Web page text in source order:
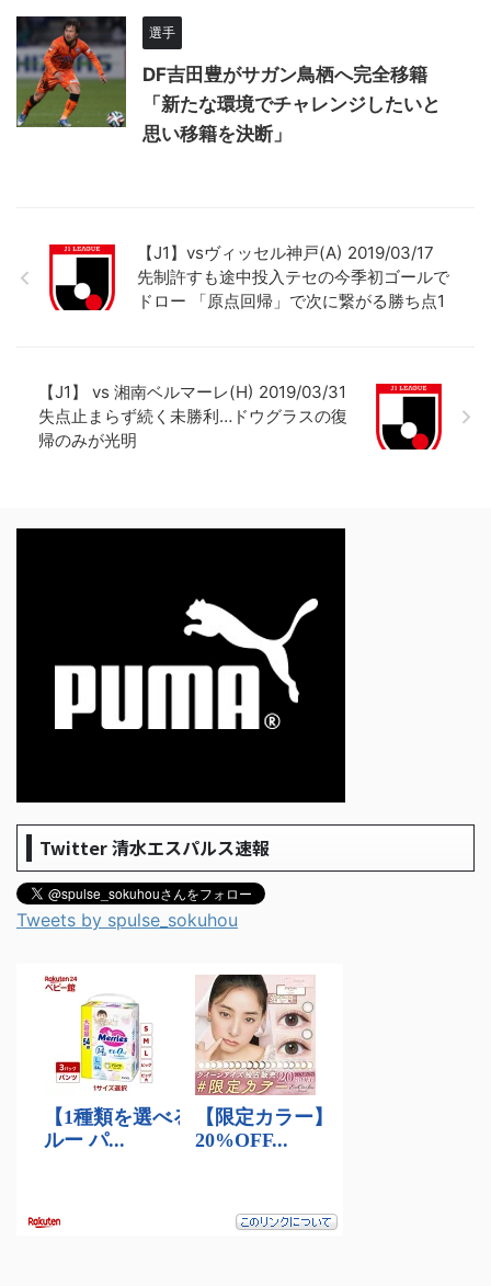
選手
DF吉田豊がサガン鳥栖へ完全移籍
「新たな環境でチャレンジしたいと
思い移籍を決断」
【J1】vsヴィッセル神戸(A) 2019/03/17
先制許すも途中投入テセの今季初ゴールで
ドロー 「原点回帰」で次に繋がる勝ち点1
【J1】 vs 湘南ベルマーレ(H) 2019/03/31
失点止まらず続く未勝利…ドウグラスの復
帰のみが光明
Twitter 清水エスパルス速報
Tweets by spulse_sokuhou